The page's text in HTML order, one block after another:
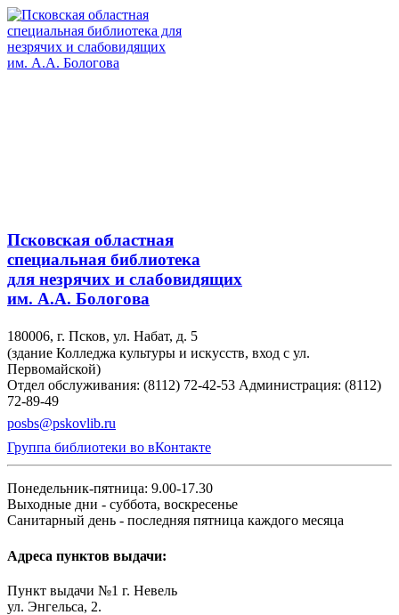
Псковская областная
специальная библиотека
для незрячих и слабовидящих
им. А.А. Бологова
180006, г. Псков, ул. Набат, д. 5
(здание Колледжа культуры и искусств, вход с ул.
Первомайской)
Отдел обслуживания: (8112) 72-42-53 Администрация: (8112)
72-89-49
posbs@pskovlib.ru
Группа библиотеки во вКонтакте
Понедельник-пятница: 9.00-17.30
Выходные дни - суббота, воскресенье
Санитарный день - последняя пятница каждого месяца
Адреса пунктов выдачи:
Пункт выдачи №1 г. Невель
ул. Энгельса, 2.